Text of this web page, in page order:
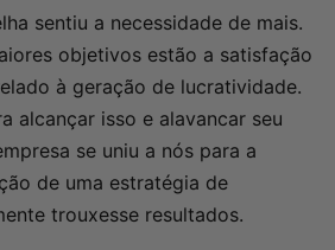
sentiu a necessidade de mais.
objetivos estão a satisfação
à geração de lucratividade.
alcançar isso e alavancar seu
se uniu a nós para a
de uma estratégia de
trouxesse resultados.